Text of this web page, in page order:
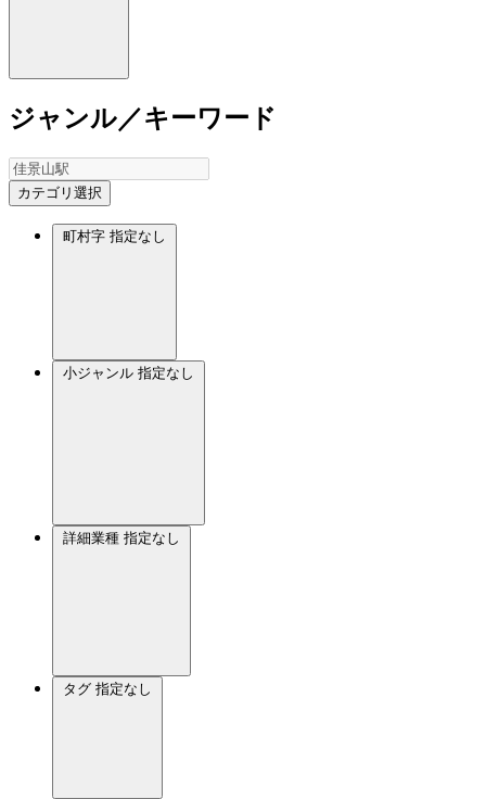
ジャンル／キーワード
カテゴリ選択
町村字 指定なし
小ジャンル 指定なし
詳細業種 指定なし
タグ 指定なし